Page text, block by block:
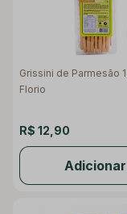
Grissini de Parmesão
Florio
R$ 12,90
Adicionar